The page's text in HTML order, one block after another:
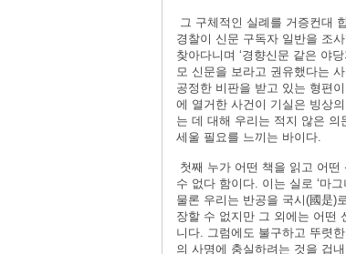
그 구체적인 실례를 거증컨대
경찰이 신문 구독자 일반을 조
찾아다니며 ‘경향신문 같은 야
모 신문을 보라고 권유했다는
공정한 비판을 받고 있는 형편
에 열거한 사건이 기실은 빙상
는 데 대해 우리는 적지 않은 의
세울 필요를 느끼는 바이다.
첫째 누가 어떤 책을 읽고 어
수 없다 함이다. 이는 실로 ‘마
물론 우리는 반공을 국시(國是)
장할 수 없지만 그 외에는 어떤
니다. 그럼에도 불구하고 뚜렷
의 사명에 충실하려는 것을 겁